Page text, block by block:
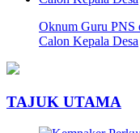
Oknum Guru PNS
Calon Kepala Desa
TAJUK UTAMA